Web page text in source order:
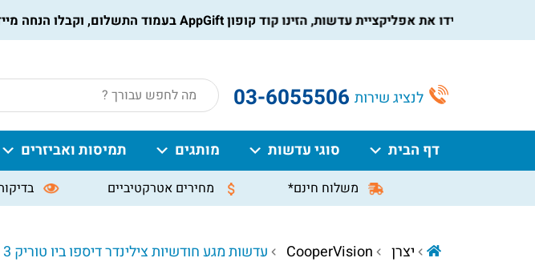
הורידו את אפליקציית עדשות, הזינו קוד קופון AppGift בעמוד התשלום, וקבלו הנחה מיידית על ההזמנה
לנציג שירות 03-6055506
Products
search
דף הבית סוגי עדשות מותגים תמיסות ואביזרים
משלוח חינם* מחירים אטרקטיביים
יצרן CooperVision עדשות מגע חודשיות צילינדר דיספו ביו טוריק 3 יחי' Dispo Bio Toric 3pck